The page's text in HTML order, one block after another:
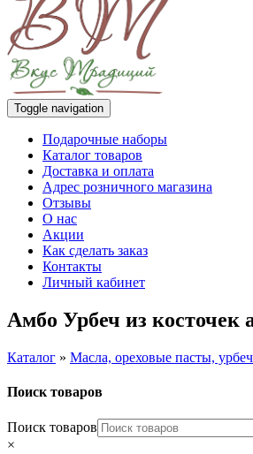
Toggle navigation
Подарочные наборы
Каталог товаров
Доставка и оплата
Адрес розничного магазина
Отзывы
О нас
Акции
Как сделать заказ
Контакты
Личный кабинет
Амбо Урбеч из косточек
Каталог » Масла, ореховые пасты,
Поиск товаров
Поиск товаров
×